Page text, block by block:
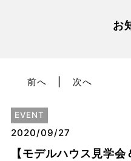
お
前へ 次へ
EVENT
2020/09/27
【モデルハウス見学